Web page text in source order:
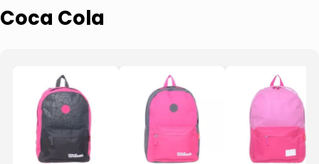
Coca Cola